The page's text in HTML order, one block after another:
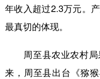
年收入超过2.3万元。
最真切的体现。
周至县农业农村局
来，周至县出台《猕